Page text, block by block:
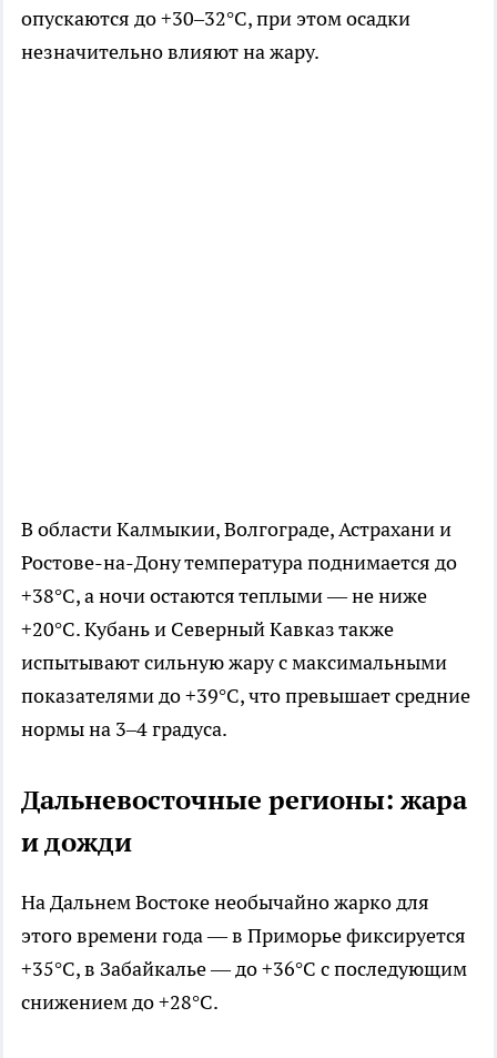
опускаются до +30–32°C, при этом осадки
незначительно влияют на жару.
В области Калмыкии, Волгограде, Астрахани и
Ростове-на-Дону температура поднимается до
+38°C, а ночи остаются теплыми — не ниже
+20°C. Кубань и Северный Кавказ также
испытывают сильную жару с максимальными
показателями до +39°C, что превышает средние
нормы на 3–4 градуса.
Дальневосточные регионы: жара
и дожди
На Дальнем Востоке необычайно жарко для
этого времени года — в Приморье фиксируется
+35°C, в Забайкалье — до +36°C с последующим
снижением до +28°C.